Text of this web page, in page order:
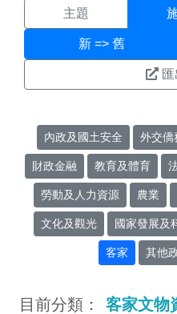
主題
新 => 舊
內政及國土安全 外交僑
財政金融 教育及體育
勞動及人力資源 農業
文化及觀光 國家發展及
客家 其他
目前分類： 客家文物